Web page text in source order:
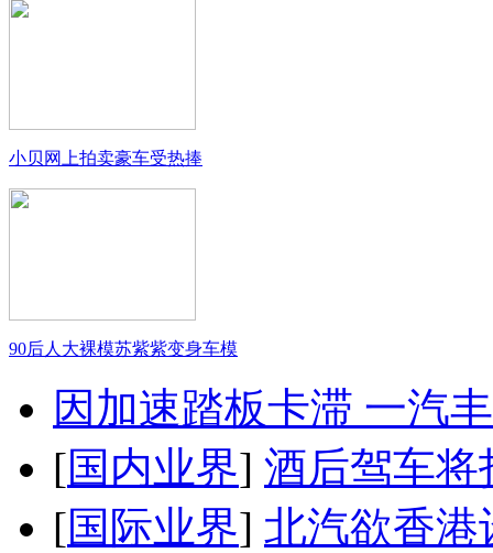
小贝网上拍卖豪车受热捧
90后人大裸模苏紫紫变身车模
因加速踏板卡滞 一汽
[国内业界] 酒后驾车将
[国际业界] 北汽欲香港